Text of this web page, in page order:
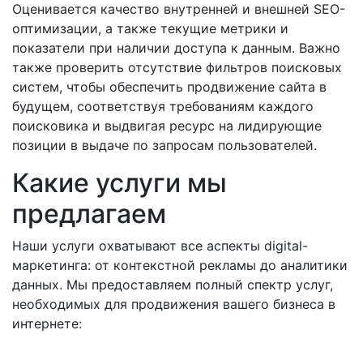
Оценивается качество внутренней и внешней SEO-
оптимизации, а также текущие метрики и
показатели при наличии доступа к данным. Важно
также проверить отсутствие фильтров поисковых
систем, чтобы обеспечить продвижение сайта в
будущем, соответствуя требованиям каждого
поисковика и выдвигая ресурс на лидирующие
позиции в выдаче по запросам пользователей.
Какие услуги мы
предлагаем
Наши услуги охватывают все аспекты digital-
маркетинга: от контекстной рекламы до аналитики
данных. Мы предоставляем полный спектр услуг,
необходимых для продвижения вашего бизнеса в
интернете: